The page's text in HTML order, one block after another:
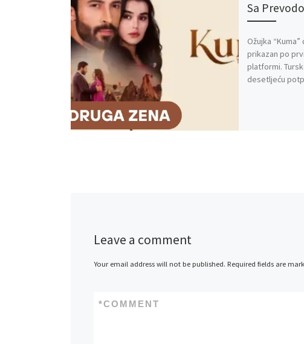
Sa
Ožujka
prikazan po
platformi.
desetljeću
Leave a comment
Your email address will not be published. Required fields are
COMMENT
*